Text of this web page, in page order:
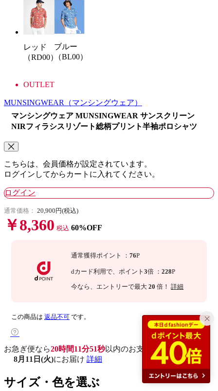
レッド
（RD00）
ブルー
（BL00）
OUTLET
MUNSINGWEAR
（マンシングウェア）
マンシングウェア MUNSINGWEAR サンスクリーン
NIRフィラシスリゾート総柄プリント半袖ポロシャツ
こちらは、会員価格が設定されています。
ログインしてからカートに入れてください。
ログイン
通常価格： 20,900円(税込)
￥8,360 税込 60%OFF
通常獲得ポイント ：76P
dカード利用で、 ポイント3倍 ：228P
今なら 、エントリーで最大 20 倍！詳細
この商品は 返品不可 です。
お急ぎ便なら20時間11分50秒以内のお支払いで
8月11日(火)にお届け 詳細
サイズ・色を選ぶ